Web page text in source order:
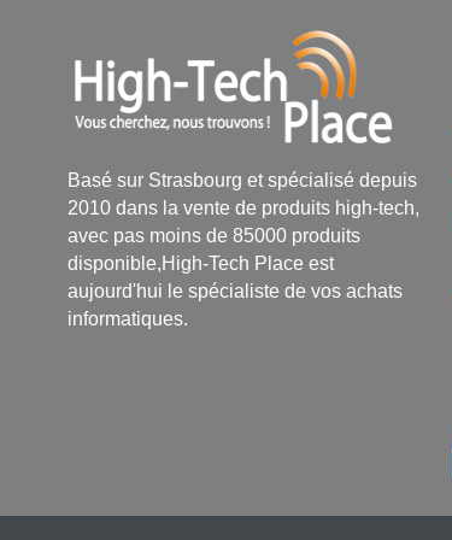
Basé sur Strasbourg et spécialisé depuis
2010 dans la vente de produits high-tech,
avec pas moins de 85000 produits
disponible,High-Tech Place est
aujourd'hui le spécialiste de vos achats
informatiques.